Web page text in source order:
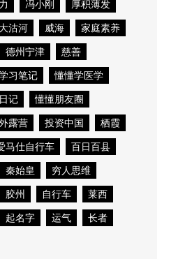
冯小刚
厚积薄发
大沽河 威海
家庭素养
德州宁津
慈善
习笔记
懂懂学医学
记
懂懂朋友圈
露营 投资中国
栖霞
马仕自行车
百日百县
秦始皇
穷人思维
胶州 自行车
莱西
起名字 运气
长者